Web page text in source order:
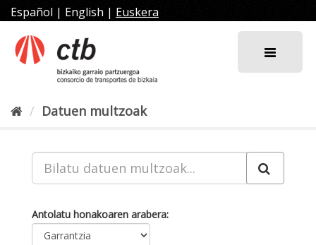
Joan
edukira
Español | English | Euskera
Datuen multzoak
Antolatu honakoaren arabera